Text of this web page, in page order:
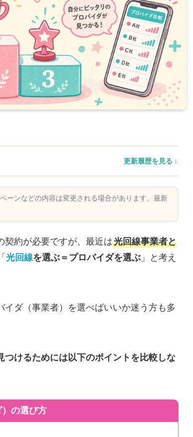
更新履歴を見る
ーンなどの内容は変更される場合があります。最新
契約が必要ですが、最近は光回線事業者と
光回線を選ぶ＝プロバイダを選ぶ 」と考え
ダ（事業者）を選べばいいか迷う方も多
けるためには以下のポイントを比較しな
の選び方